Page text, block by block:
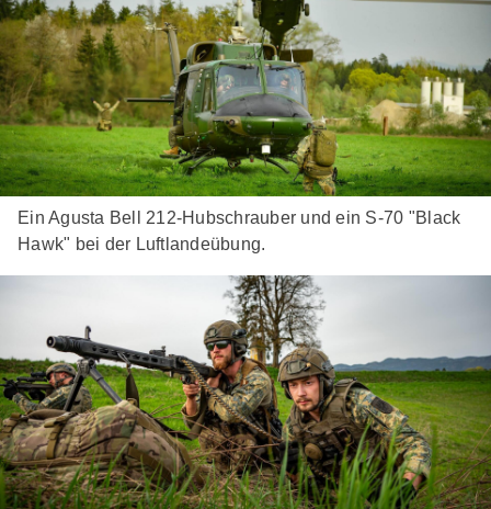
Ein Agusta Bell 212-Hubschrauber und ein S-70 "Black
Hawk" bei der Luftlandeübung.